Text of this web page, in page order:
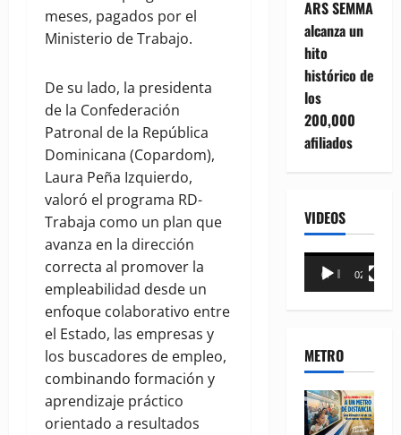
meses, pagados por el
Ministerio de Trabajo.
De su lado, la presidenta
de la Confederación
Patronal de la República
Dominicana (Copardom),
Laura Peña Izquierdo,
valoró el programa RD-
Trabaja como un plan que
avanza en la dirección
correcta al promover la
empleabilidad desde un
enfoque colaborativo entre
el Estado, las empresas y
los buscadores de empleo,
combinando formación y
aprendizaje práctico
orientado a resultados
ARS SEMMA
alcanza un
hito
histórico de
los
200,000
afiliados
VIDEOS
Reproductor
00:00 02:18
METRO